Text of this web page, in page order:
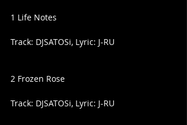
1 Life Notes
Track: DJSATOSi, Lyric: J-RU
2 Frozen Rose
Track: DJSATOSi, Lyric: J-RU